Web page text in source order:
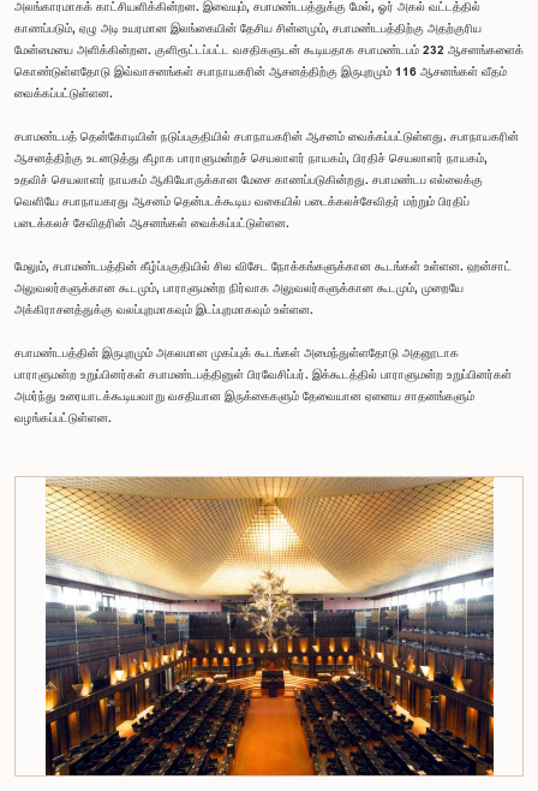
அலங்காரமாகக் காட்சியளிக்கின்றன. இவையும், சபாமண்டபத்துக்கு மேல், ஓர் அகல் வட்டத்தில்
காணப்படும், ஏழு அடி உயரமான இலங்கையின் தேசிய சின்னமும், சபாமண்டபத்திற்கு அதற்குரிய
மேன்மையை அளிக்கின்றன. குளிரூட்டப்பட்ட வசதிகளுடன் கூடியதாக சபாமண்டபம் 232 ஆசனங்களைக்
கொண்டுள்ளதோடு இவ்வாசனங்கள் சபாநாயகரின் ஆசனத்திற்கு இருபுறமும் 116 ஆசனங்கள் வீதம்
வைக்கப்பட்டுள்ளன.
சபாமண்டபத் தென்கோடியின் நடுப்பகுதியில் சபாநாயகரின் ஆசனம் வைக்கப்பட்டுள்ளது. சபாநாயகரின்
ஆசனத்திற்கு உடனடுத்து கீழாக பாராளுமன்றச் செயலாளர் நாயகம், பிரதிச் செயலாளர் நாயகம்,
உதவிச் செயலாளர் நாயகம் ஆகியோருக்கான மேசை காணப்படுகின்றது. சபாமண்டப எல்லைக்கு
வெளியே சபாநாயகரது ஆசனம் தென்படக்கூடிய வகையில் படைக்கலச்சேவிதர் மற்றும் பிரதிப்
படைக்கலச் சேவிதரின் ஆசனங்கள் வைக்கப்பட்டுள்ளன.
மேலும், சபாமண்டபத்தின் கீழ்ப்பகுதியில் சில விசேட நோக்கங்களுக்கான கூடங்கள் உள்ளன. ஹன்சாட்
அலுவலர்களுக்கான கூடமும், பாராளுமன்ற நிர்வாக அலுவலர்களுக்கான கூடமும், முறையே
அக்கிராசனத்துக்கு வலப்புறமாகவும் இடப்புறமாகவும் உள்ளன.
சபாமண்டபத்தின் இருபுறமும் அகலமான முகப்புக் கூடங்கள் அமைந்துள்ளதோடு அதனூடாக
பாராளுமன்ற உறுப்பினர்கள் சபாமண்டபத்தினுள் பிரவேசிப்பர். இக்கூடத்தில் பாராளுமன்ற உறுப்பினர்கள்
அமர்ந்து உரையாடக்கூடியவாறு வசதியான இருக்கைகளும் தேவையான ஏனைய சாதனங்களும்
வழங்கப்பட்டுள்ளன.